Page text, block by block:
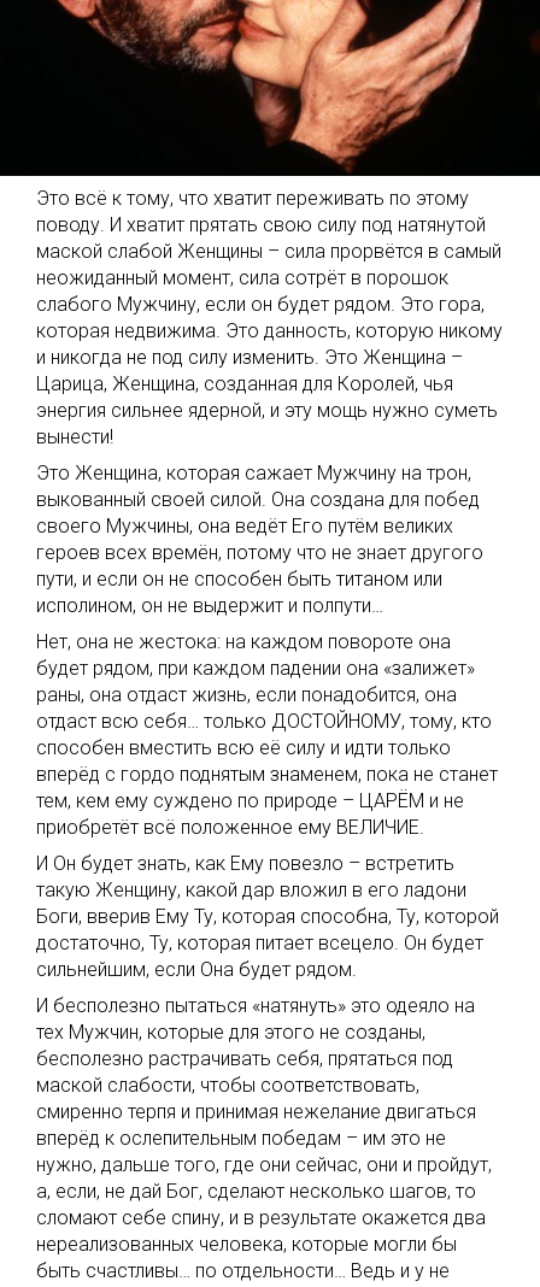
Это всё к тому, что хватит переживать по этому
поводу. И хватит прятать свою силу под натянутой
маской слабой Женщины – сила прорвётся в самый
неожиданный момент, сила сотрёт в порошок
слабого Мужчину, если он будет рядом. Это гора,
которая недвижима. Это данность, которую никому
и никогда не под силу изменить. Это Женщина –
Царица, Женщина, созданная для Королей, чья
энергия сильнее ядерной, и эту мощь нужно суметь
вынести!
Это Женщина, которая сажает Мужчину на трон,
выкованный своей силой. Она создана для побед
своего Мужчины, она ведёт Его путём великих
героев всех времён, потому что не знает другого
пути, и если он не способен быть титаном или
исполином, он не выдержит и полпути…
Нет, она не жестока: на каждом повороте она
будет рядом, при каждом падении она «залижет»
раны, она отдаст жизнь, если понадобится, она
отдаст всю себя… только ДОСТОЙНОМУ, тому, кто
способен вместить всю её силу и идти только
вперёд с гордо поднятым знаменем, пока не станет
тем, кем ему суждено по природе – ЦАРЁМ и не
приобретёт всё положенное ему ВЕЛИЧИЕ.
И Он будет знать, как Ему повезло – встретить
такую Женщину, какой дар вложил в его ладони
Боги, вверив Ему Ту, которая способна, Ту, которой
достаточно, Ту, которая питает всецело. Он будет
сильнейшим, если Она будет рядом.
И бесполезно пытаться «натянуть» это одеяло на
тех Мужчин, которые для этого не созданы,
бесполезно растрачивать себя, прятаться под
маской слабости, чтобы соответствовать,
смиренно терпя и принимая нежелание двигаться
вперёд к ослепительным победам – им это не
нужно, дальше того, где они сейчас, они и пройдут,
а, если, не дай Бог, сделают несколько шагов, то
сломают себе спину, и в результате окажется два
нереализованных человека, которые могли бы
быть счастливы… по отдельности… Ведь и у не